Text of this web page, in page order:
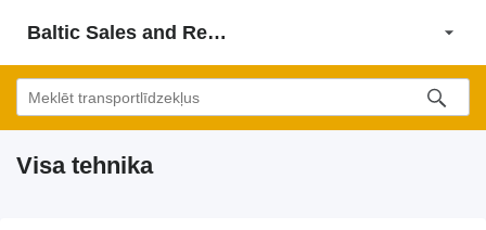
Baltic Sales and Rent Solution SIA
Visa tehnika